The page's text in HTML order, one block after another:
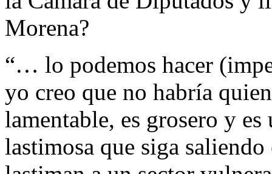
Morena?
“… lo podemos hacer
yo creo que no habría
lamentable, es grosero y
lastimosa que siga